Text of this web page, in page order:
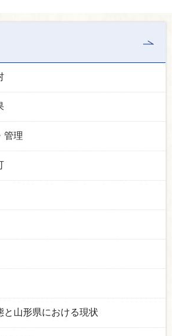
管理
と山形県における現状